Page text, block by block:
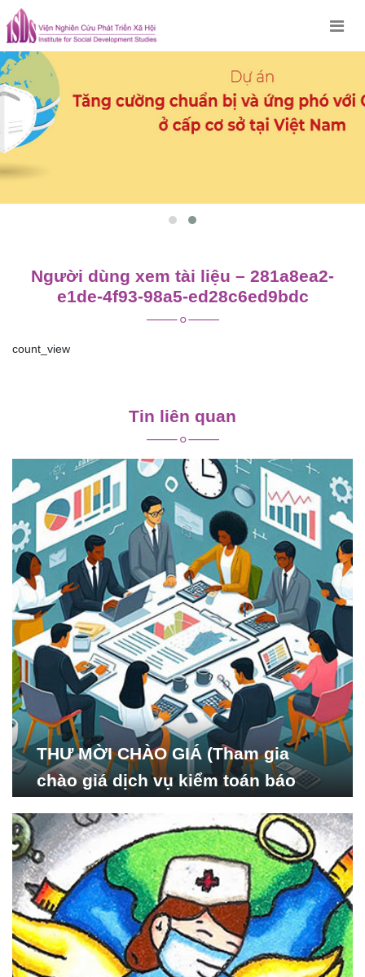
Skip
to
content
Người dùng xem tài liệu – 281a8ea2-
e1de-4f93-98a5-ed28c6ed9bdc
count_view
viết
Tin liên quan
THƯ MỜI CHÀO GIÁ (Tham gia
chào giá dịch vụ kiểm toán báo
Nghiên cứu Phát triển Xã
hội_ISDS)